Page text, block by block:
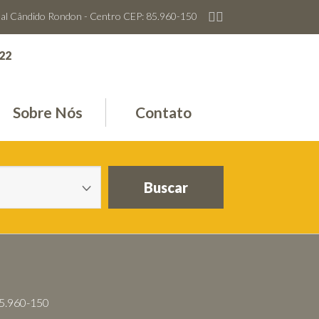
Cândido Rondon - Centro CEP: 85.960-150
Sobre Nós Contato
Buscar
150